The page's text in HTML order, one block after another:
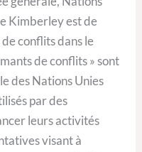
Kimberley est de
conflits dans le
de conflits » sont
des Nations Unies
par des
leurs activités
visant à